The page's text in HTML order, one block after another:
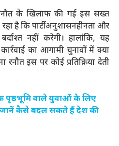
के खिलाफ की गई इस सख्त
है कि पार्टी अनुशासनहीनता और
नहीं करेगी। हालांकि, यह
का आगामी चुनावों में क्या
इस पर कोई प्रतिक्रिया देती
पृष्ठभूमि वाले युवाओं के लिए
जानें कैसे बदल सकते हैं देश की